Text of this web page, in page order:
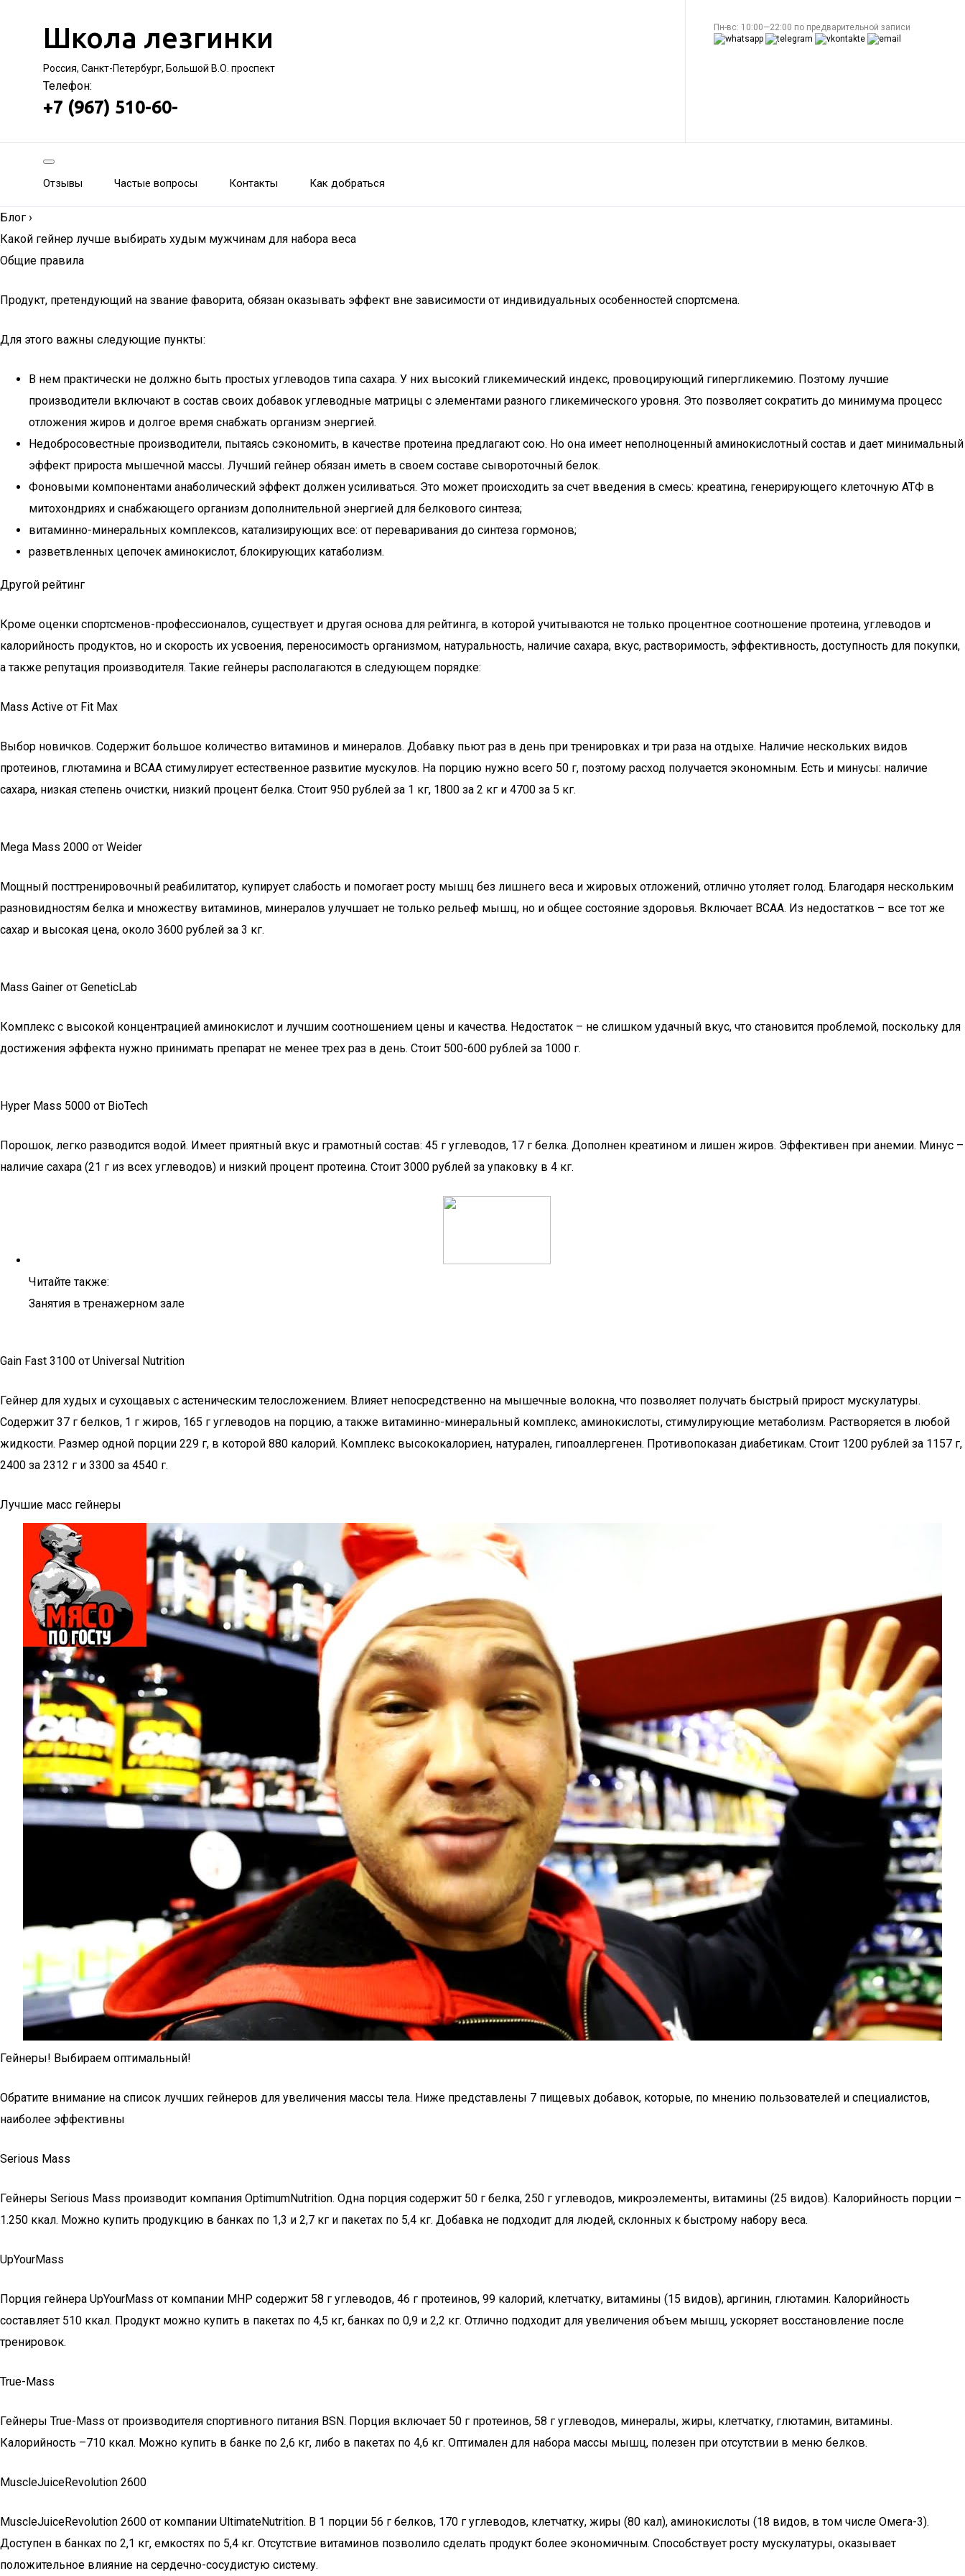
Школа лезгинки
Россия, Санкт-Петербург, Большой В.О. проспект
Телефон:
+7 (967) 510-60-
Пн-вс: 10:00—22:00 по предварительной записи
Отзывы Частые вопросы Контакты Как добраться
Блог ›
Какой гейнер лучше выбирать худым мужчинам для набора веса
Общие правила
Продукт, претендующий на звание фаворита, обязан оказывать эффект вне зависимости от индивидуальных особенностей спортсмена.
Для этого важны следующие пункты:
В нем практически не должно быть простых углеводов типа сахара. У них высокий гликемический индекс, провоцирующий гипергликемию. Поэтому лучшие
производители включают в состав своих добавок углеводные матрицы с элементами разного гликемического уровня. Это позволяет сократить до минимума процесс
отложения жиров и долгое время снабжать организм энергией.
Недобросовестные производители, пытаясь сэкономить, в качестве протеина предлагают сою. Но она имеет неполноценный аминокислотный состав и дает минимальный
эффект прироста мышечной массы. Лучший гейнер обязан иметь в своем составе сывороточный белок.
Фоновыми компонентами анаболический эффект должен усиливаться. Это может происходить за счет введения в смесь: креатина, генерирующего клеточную АТФ в
митохондриях и снабжающего организм дополнительной энергией для белкового синтеза;
витаминно-минеральных комплексов, катализирующих все: от переваривания до синтеза гормонов;
разветвленных цепочек аминокислот, блокирующих катаболизм.
Другой рейтинг
Кроме оценки спортсменов-профессионалов, существует и другая основа для рейтинга, в которой учитываются не только процентное соотношение протеина, углеводов и
калорийность продуктов, но и скорость их усвоения, переносимость организмом, натуральность, наличие сахара, вкус, растворимость, эффективность, доступность для покупки,
а также репутация производителя. Такие гейнеры располагаются в следующем порядке:
Mass Active от Fit Max
Выбор новичков. Содержит большое количество витаминов и минералов. Добавку пьют раз в день при тренировках и три раза на отдыхе. Наличие нескольких видов
протеинов, глютамина и BCAA стимулирует естественное развитие мускулов. На порцию нужно всего 50 г, поэтому расход получается экономным. Есть и минусы: наличие
сахара, низкая степень очистки, низкий процент белка. Стоит 950 рублей за 1 кг, 1800 за 2 кг и 4700 за 5 кг.
Mega Mass 2000 от Weider
Мощный посттренировочный реабилитатор, купирует слабость и помогает росту мышц без лишнего веса и жировых отложений, отлично утоляет голод. Благодаря нескольким
разновидностям белка и множеству витаминов, минералов улучшает не только рельеф мышц, но и общее состояние здоровья. Включает BCAA. Из недостатков – все тот же
сахар и высокая цена, около 3600 рублей за 3 кг.
Mass Gainer от GeneticLab
Комплекс с высокой концентрацией аминокислот и лучшим соотношением цены и качества. Недостаток – не слишком удачный вкус, что становится проблемой, поскольку для
достижения эффекта нужно принимать препарат не менее трех раз в день. Стоит 500-600 рублей за 1000 г.
Hyper Mass 5000 от BioTech
Порошок, легко разводится водой. Имеет приятный вкус и грамотный состав: 45 г углеводов, 17 г белка. Дополнен креатином и лишен жиров. Эффективен при анемии. Минус –
наличие сахара (21 г из всех углеводов) и низкий процент протеина. Стоит 3000 рублей за упаковку в 4 кг.
Читайте также:
Занятия в тренажерном зале
Gain Fast 3100 от Universal Nutrition
Гейнер для худых и сухощавых с астеническим телосложением. Влияет непосредственно на мышечные волокна, что позволяет получать быстрый прирост мускулатуры.
Содержит 37 г белков, 1 г жиров, 165 г углеводов на порцию, а также витаминно-минеральный комплекс, аминокислоты, стимулирующие метаболизм. Растворяется в любой
жидкости. Размер одной порции 229 г, в которой 880 калорий. Комплекс высококалориен, натурален, гипоаллергенен. Противопоказан диабетикам. Стоит 1200 рублей за 1157 г,
2400 за 2312 г и 3300 за 4540 г.
Лучшие масс гейнеры
Гейнеры! Выбираем оптимальный!
Обратите внимание на список лучших гейнеров для увеличения массы тела. Ниже представлены 7 пищевых добавок, которые, по мнению пользователей и специалистов,
наиболее эффективны
Serious Mass
Гейнеры Serious Mass производит компания OptimumNutrition. Одна порция содержит 50 г белка, 250 г углеводов, микроэлементы, витамины (25 видов). Калорийность порции –
1.250 ккал. Можно купить продукцию в банках по 1,3 и 2,7 кг и пакетах по 5,4 кг. Добавка не подходит для людей, склонных к быстрому набору веса.
UpYourMass
Порция гейнера UpYourMass от компании MHP содержит 58 г углеводов, 46 г протеинов, 99 калорий, клетчатку, витамины (15 видов), аргинин, глютамин. Калорийность
составляет 510 ккал. Продукт можно купить в пакетах по 4,5 кг, банках по 0,9 и 2,2 кг. Отлично подходит для увеличения объем мышц, ускоряет восстановление после
тренировок.
True-Mass
Гейнеры True-Mass от производителя спортивного питания BSN. Порция включает 50 г протеинов, 58 г углеводов, минералы, жиры, клетчатку, глютамин, витамины.
Калорийность –710 ккал. Можно купить в банке по 2,6 кг, либо в пакетах по 4,6 кг. Оптимален для набора массы мышц, полезен при отсутствии в меню белков.
MuscleJuiceRevolution 2600
MuscleJuiceRevolution 2600 от компании UltimateNutrition. В 1 порции 56 г белков, 170 г углеводов, клетчатку, жиры (80 кал), аминокислоты (18 видов, в том числе Омега-3).
Доступен в банках по 2,1 кг, емкостях по 5,4 кг. Отсутствие витаминов позволило сделать продукт более экономичным. Способствует росту мускулатуры, оказывает
положительное влияние на сердечно-сосудистую систему.